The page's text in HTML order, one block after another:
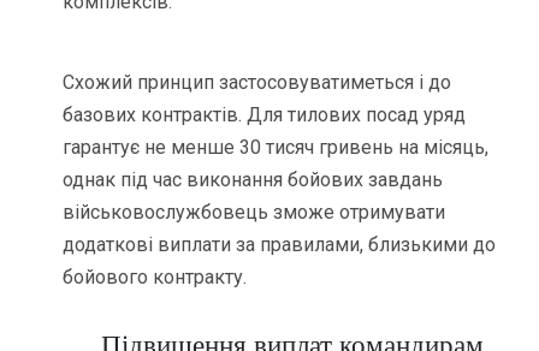
Схожий принцип застосовуватиметься і до
базових контрактів. Для тилових посад уряд
гарантує не менше 30 тисяч гривень на місяць,
однак під час виконання бойових завдань
військовослужбовець зможе отримувати
додаткові виплати за правилами, близькими до
бойового контракту.